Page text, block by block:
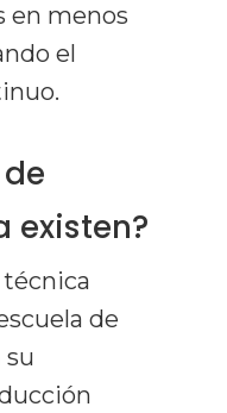
en menos
el
existen?
técnica
de
su